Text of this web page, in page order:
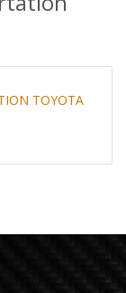
TOYOTA